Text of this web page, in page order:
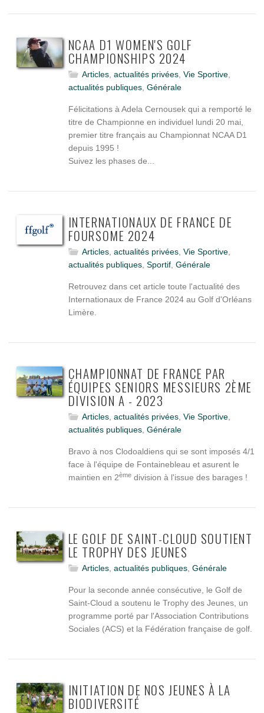
NCAA D1 WOMEN'S GOLF
CHAMPIONSHIPS 2024
Articles, actualités privées, Vie Sportive,
actualités publiques, Générale
Félicitations à Adela Cernousek qui a remporté le
titre de Championne en individuel lundi 20 mai,
premier titre français au Championnat NCAA D1
depuis 1995 !
Suivez les phases de...
INTERNATIONAUX DE FRANCE DE
FOURSOME 2024
Articles, actualités privées, Vie Sportive,
actualités publiques, Sportif, Générale
Retrouvez dans cet article toute l'actualité des
Internationaux de France 2024 au Golf d'Orléans
Limère.
CHAMPIONNAT DE FRANCE PAR
ÉQUIPES SENIORS MESSIEURS 2ÈME
DIVISION A - 2023
Articles, actualités privées, Vie Sportive,
actualités publiques, Générale
Bravo à nos Clodoaldiens qui se sont imposés 4/1
face à l'équipe de Fontainebleau et asurent le
maintien en 2èmedivision à l'issue des barages !
LE GOLF DE SAINT-CLOUD SOUTIENT
LE TROPHY DES JEUNES
Articles, actualités publiques, Générale
Pour la seconde année consécutive, le Golf de
Saint-Cloud a soutenu le Trophy des Jeunes, un
programme porté par l'Association Contributions
Sociales (ACS) et la Fédération française de golf.
INITIATION DE NOS JEUNES À LA
BIODIVERSITÉ